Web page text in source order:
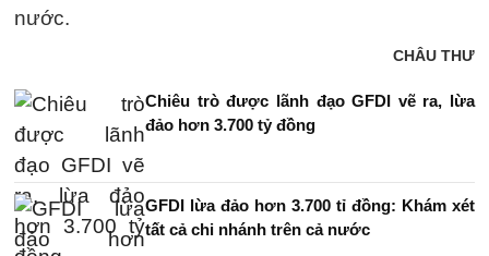
nước.
CHÂU THƯ
Chiêu trò được lãnh đạo GFDI vẽ ra, lừa
đảo hơn 3.700 tỷ đồng
GFDI lừa đảo hơn 3.700 tỉ đồng: Khám xét
tất cả chi nhánh trên cả nước